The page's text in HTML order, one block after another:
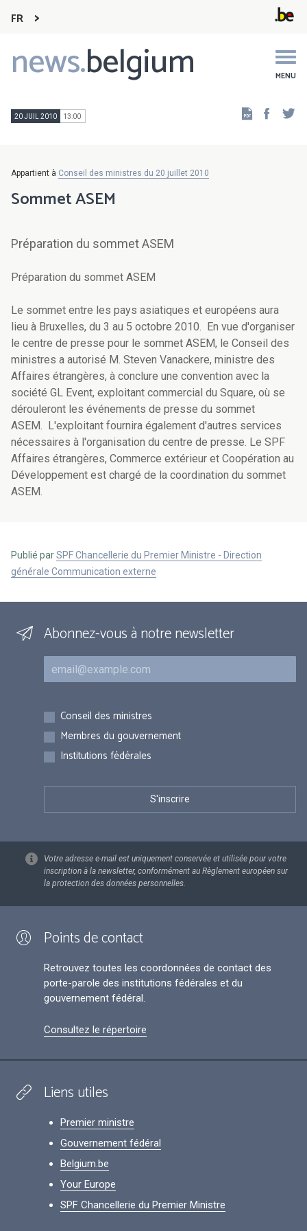
FR
news.belgium MENU
Main
navigation
20 JUIL 2010 13:00
Appartient à Conseil des ministres du 20 juillet 2010
Sommet ASEM
Préparation du sommet ASEM
Préparation du sommet ASEM
Le sommet entre les pays asiatiques et européens aura
lieu à Bruxelles, du 3 au 5 octobre 2010. En vue d'organiser
le centre de presse pour le sommet ASEM, le Conseil des
ministres a autorisé M. Steven Vanackere, ministre des
Affaires étrangères, à conclure une convention avec la
société GL Event, exploitant commercial du Square, où se
dérouleront les événements de presse du sommet
ASEM. L'exploitant fournira également d'autres services
nécessaires à l'organisation du centre de presse. Le SPF
Affaires étrangères, Commerce extérieur et Coopération au
Développement est chargé de la coordination du sommet
ASEM.
Publié parSPF Chancellerie du Premier Ministre - Direction
générale Communication externe
Abonnez-vous à notre newsletter
Courriel
Inscriptions
Conseil des ministres
Membres du gouvernement
Institutions fédérales
Votre adresse e-mail est uniquement conservée et utilisée pour votre
inscription à la newsletter, conformément au Règlement européen sur
la protection des données personnelles.
Points de contact
Retrouvez toutes les coordonnées de contact des
porte-parole des institutions fédérales et du
gouvernement fédéral.
Consultez le répertoire
Liens utiles
Premier ministre
Gouvernement fédéral
Belgium.be
Your Europe
SPF Chancellerie du Premier Ministre